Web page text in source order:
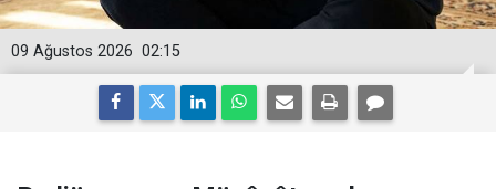
02:15
09 Ağustos 2026